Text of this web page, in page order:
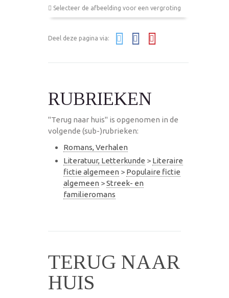
Selecteer de afbeelding voor een vergroting
Deel deze pagina via:
RUBRIEKEN
"Terug naar huis" is opgenomen in de
volgende (sub-)rubrieken:
Romans, Verhalen
Literatuur, Letterkunde > Literaire
fictie algemeen > Populaire fictie
algemeen >Streek- en
familieromans
TERUG NAAR
HUIS